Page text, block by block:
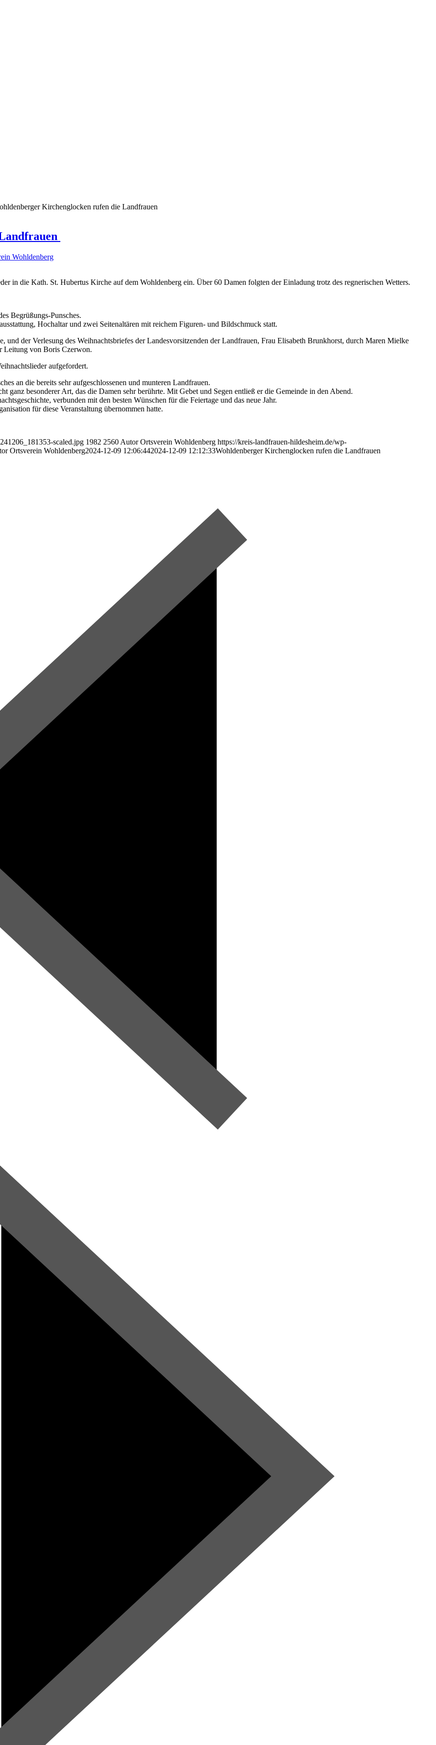
Kirchenglocken rufen die Landfrauen
Wohldenberg
in die Kath. St. Hubertus Kirche auf dem Wohldenberg ein. Über 60 Damen folgten der Einladung trotz des regnerischen Wetters.
Begrüßungs-Punsches.
Hochaltar und zwei Seitenaltären mit reichem Figuren- und Bildschmuck statt.
und der Verlesung des Weihnachtsbriefes der Landesvorsitzenden der Landfrauen, Frau Elisabeth Brunkhorst, durch Maren Mielke
Leitung von Boris Czerwon.
aufgefordert.
an die bereits sehr aufgeschlossenen und munteren Landfrauen.
ganz besonderer Art, das die Damen sehr berührte. Mit Gebet und Segen entließ er die Gemeinde in den Abend.
verbunden mit den besten Wünschen für die Feiertage und das neue Jahr.
für diese Veranstaltung übernommen hatte.
scaled.jpg 1982 2560 Autor Ortsverein Wohldenberg https://kreis-landfrauen-hildesheim.de/wp-
Ortsverein Wohldenberg2024-12-09 12:06:442024-12-09 12:12:33Wohldenberger Kirchenglocken rufen die Landfrauen